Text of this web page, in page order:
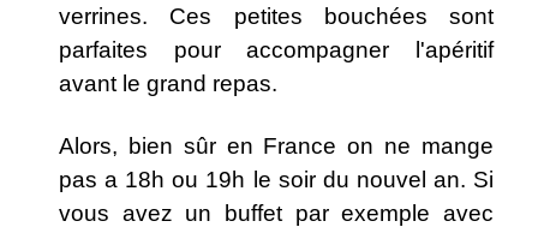
verrines. Ces petites bouchées sont
parfaites pour accompagner l'apéritif
avant le grand repas.
Alors, bien sûr en France on ne mange
pas a 18h ou 19h le soir du nouvel an. Si
vous avez un buffet par exemple avec